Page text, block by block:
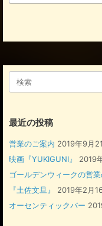
検
最近の投稿
営業のご案内 2019年9月
映画『YUKIGUNI』
2019
ゴールデンウィークの営
『土佐文旦』
2019年2月
オーセンティックバー